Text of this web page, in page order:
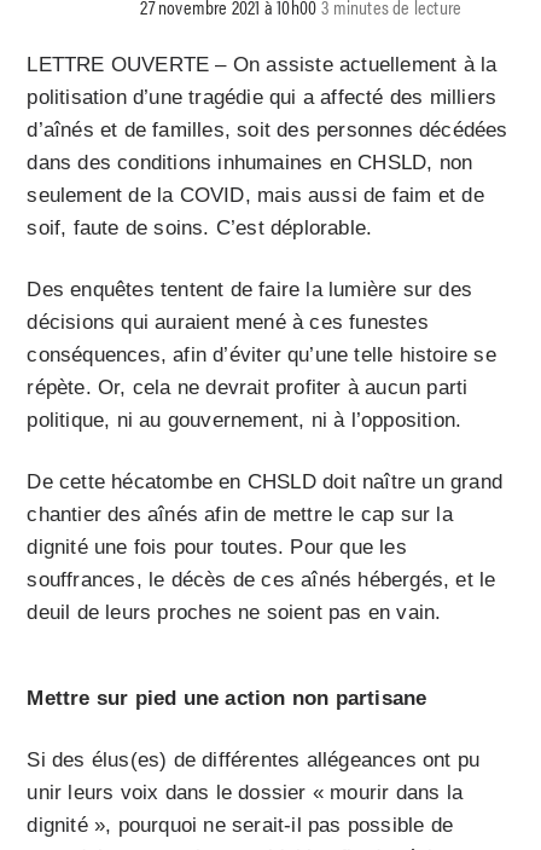
27 novembre 2021 à 10h003 minutes de lecture
LETTRE OUVERTE – On assiste actuellement à la
politisation d’une tragédie qui a affecté des milliers
d’aînés et de familles, soit des personnes décédées
dans des conditions inhumaines en CHSLD, non
seulement de la COVID, mais aussi de faim et de
soif, faute de soins. C’est déplorable.
Des enquêtes tentent de faire la lumière sur des
décisions qui auraient mené à ces funestes
conséquences, afin d’éviter qu’une telle histoire se
répète. Or, cela ne devrait profiter à aucun parti
politique, ni au gouvernement, ni à l’opposition.
De cette hécatombe en CHSLD doit naître un grand
chantier des aînés afin de mettre le cap sur la
dignité une fois pour toutes. Pour que les
souffrances, le décès de ces aînés hébergés, et le
deuil de leurs proches ne soient pas en vain.
Mettre sur pied une action non partisane
Si des élus(es) de différentes allégeances ont pu
unir leurs voix dans le dossier « mourir dans la
dignité », pourquoi ne serait-il pas possible de